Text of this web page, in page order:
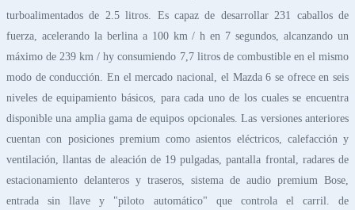
turboalimentados de 2.5 litros. Es capaz de desarrollar 231 caballos de
fuerza, acelerando la berlina a 100 km / h en 7 segundos, alcanzando un
máximo de 239 km / hy consumiendo 7,7 litros de combustible en el mismo
modo de conducción. En el mercado nacional, el Mazda 6 se ofrece en seis
niveles de equipamiento básicos, para cada uno de los cuales se encuentra
disponible una amplia gama de equipos opcionales. Las versiones anteriores
cuentan con posiciones premium como asientos eléctricos, calefacción y
ventilación, llantas de aleación de 19 pulgadas, pantalla frontal, radares de
estacionamiento delanteros y traseros, sistema de audio premium Bose,
entrada sin llave y "piloto automático" que controla el carril. de